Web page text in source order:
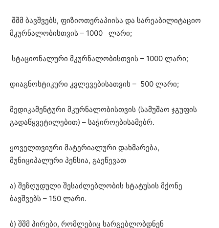
შშმ ბავშვებს, ფიზიოთერაპიისა და სარეაბილიტაციო
მკურნალობისთვის – 1000 ლარი;
სტაციონალური მკურნალობისთვის – 1000 ლარი;
დიაგნოსტიკური კვლევებისათვის – 500 ლარი;
მედიკამენტური მკურნალობისთვის (სამუშაო ჯგუფის
გადაწყვეტილებით) – საჭიროებისამებრ.
ყოველთვიური მატერიალური დახმარება,
მუნიციპალური პენსია, გაეწევათ
ა) შეზღუდული შესაძლებლობის სტატუსის მქონე
ბავშვებს – 150 ლარი.
ბ) შშმ პირები, რომლებიც სარგებლობდნენ